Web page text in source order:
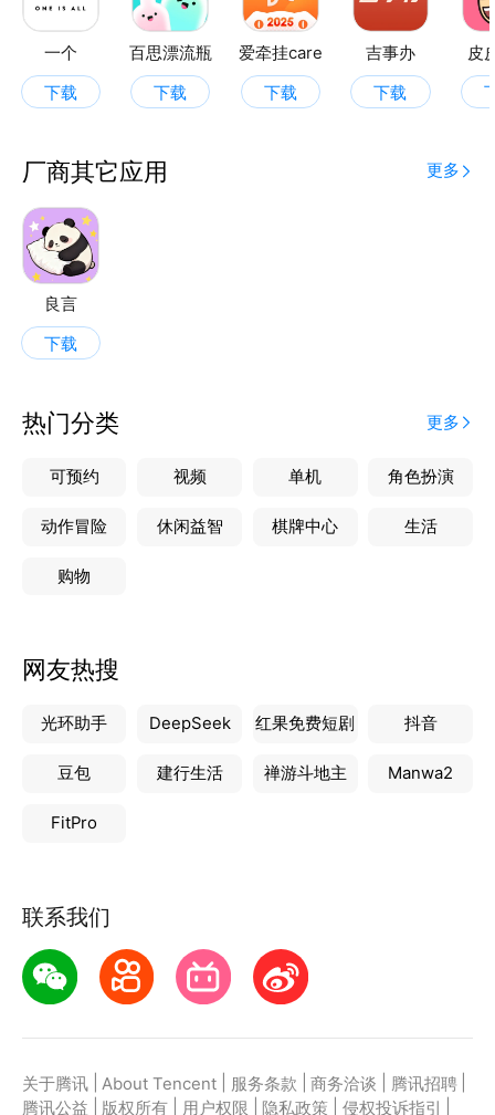
感库，帮你快速搞定日常写作需求，创作更高效。
**21个轻阅读专区**：文字工坊里藏着21类趣味轻阅
读，从短篇随笔到文化小识，碎片时间随手刷，轻松攒
**诗词盲盒藏惊喜**：20多万首诗词歌赋随机阅读，
唐诗宋词、乐府民歌一键邂逅，经典文字常伴左右，为
创作添底蕴。
**24款实用小工具**：年龄计算、简繁体转换、文本
检测、特殊符号一键搞定，节气时间速查。
边玩边探索自我。
**圈子互动**：文学区聊创作，生活区侃日常，找同
来加入，和众多文友一起，让每段文字都发光。
一个
下载
百思漂流瓶
下载
爱牵挂care
下载
吉事办
下载
皮
厂商其它应用 更多
良言
下载
热门分类 更多
可预约 视频 单机 角色扮演
动作冒险 休闲益智 棋牌中心 生活
购物
网友热搜
光环助手 DeepSeek 红果免费短剧 抖音
豆包 建行生活 禅游斗地主 Manwa2
FitPro
联系我们
关于腾讯 About Tencent 服务条款 商务洽谈 腾讯招聘
腾讯公益
版权所有 用户权限 隐私政策 侵权投诉指引